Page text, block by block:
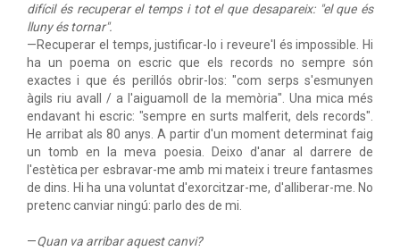
difícil és recuperar el temps i tot el que desapareix: "el que és
lluny és tornar".
—Recuperar el temps, justificar-lo i reveure'l és impossible. Hi
ha un poema on escric que els records no sempre són
exactes i que és perillós obrir-los: "com serps s'esmunyen
àgils riu avall / a l'aiguamoll de la memòria". Una mica més
endavant hi escric: "sempre en surts malferit, dels records".
He arribat als 80 anys. A partir d'un moment determinat faig
un tomb en la meva poesia. Deixo d'anar al darrere de
l'estètica per esbravar-me amb mi mateix i treure fantasmes
de dins. Hi ha una voluntat d'exorcitzar-me, d'alliberar-me. No
pretenc canviar ningú: parlo des de mi.
—Quan va arribar aquest canvi?